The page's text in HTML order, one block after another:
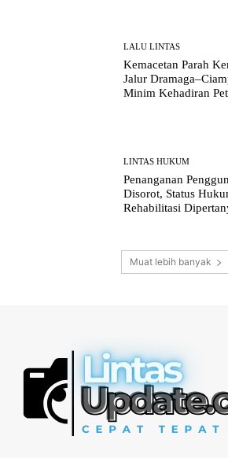
LALU LINTAS
Kemacetan Parah
Jalur
Minim Kehadiran
LINTAS HUKUM
Penanganan
Disorot, Status
Rehabilitasi
Muat lebih banyak